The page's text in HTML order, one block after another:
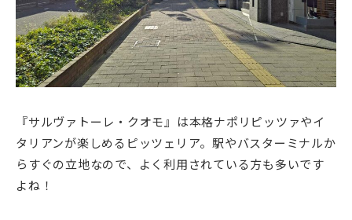
『サルヴァトーレ・クオモ』は本格ナポリピッツァやイ
タリアンが楽しめるピッツェリア。駅やバスターミナルか
らすぐの立地なので、よく利用されている方も多いです
よね！